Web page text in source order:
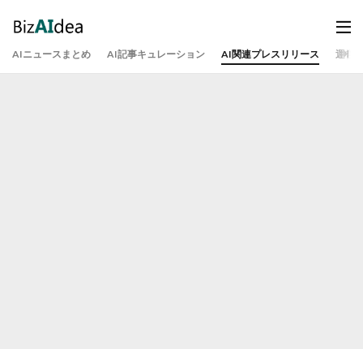
AIニュースまとめ AI記事キュレーション AI関連プレスリリース 運営